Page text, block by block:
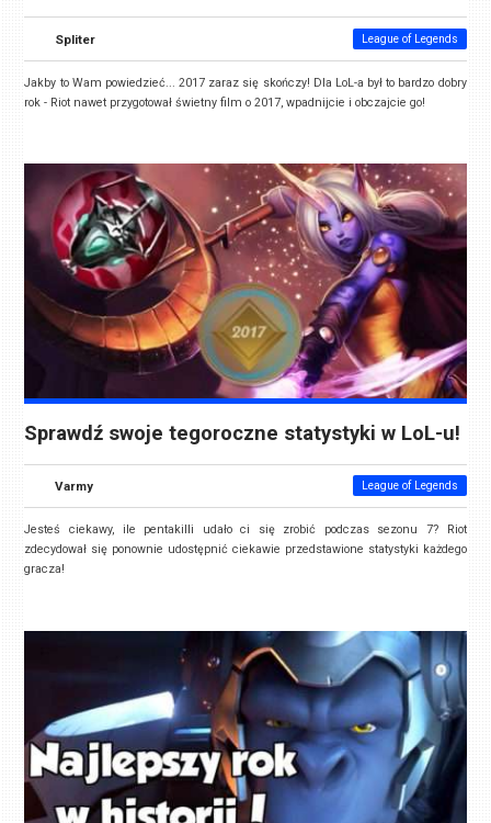
Spliter League of Legends
Jakby to Wam powiedzieć... 2017 zaraz się skończy! Dla LoL-a był to bardzo dobry
rok - Riot nawet przygotował świetny film o 2017, wpadnijcie i obczajcie go!
Sprawdź swoje tegoroczne statystyki w LoL-u!
Varmy League of Legends
Jesteś ciekawy, ile pentakilli udało ci się zrobić podczas sezonu 7? Riot
zdecydował się ponownie udostępnić ciekawie przedstawione statystyki każdego
gracza!